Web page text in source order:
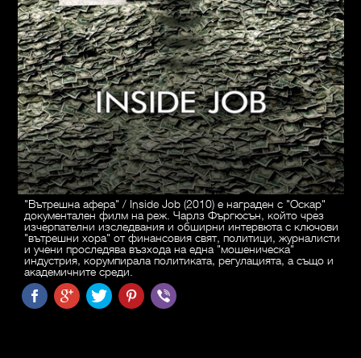
"Вътрешна афера" / Inside Job (2010) е награден с "Оскар"
документален филм на реж. Чарлз Фъргюсън, който чрез
изчерпателни изследвания и обширни интервюта с ключови
"вътрешни хора" от финансовия свят, политици, журналисти
и учени проследява възхода на една "мошеническа"
индустрия, корумпирала политиката, регулацията, а също и
академичните среди.